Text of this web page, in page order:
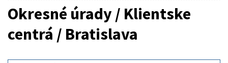
Okresné úrady / Klientske
centrá / Bratislava